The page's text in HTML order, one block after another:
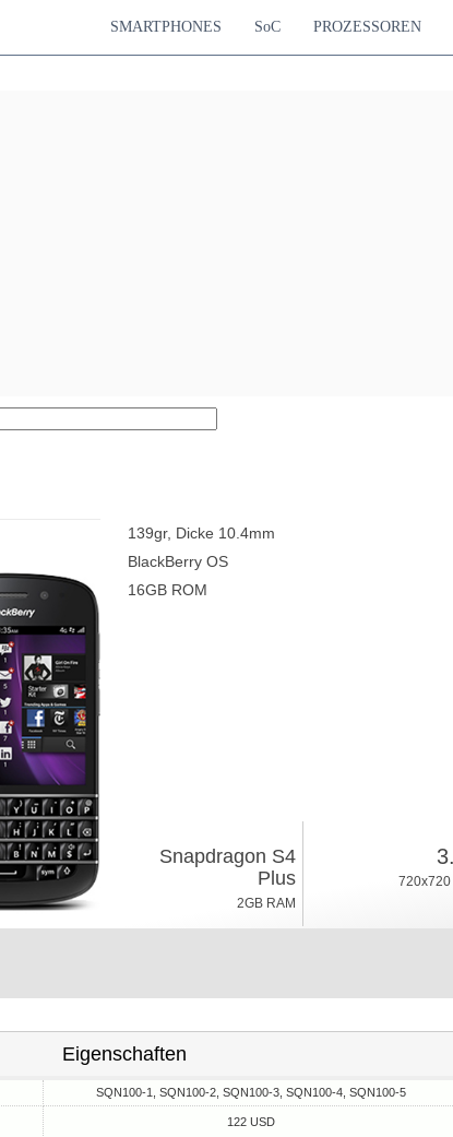
SMARTPHONES SoC PROZESSOREN
139gr, Dicke 10.4mm
BlackBerry OS
16GB ROM
Snapdragon S4
Plus
2GB RAM
720x720
Eigenschaften
SQN100-1, SQN100-2, SQN100-3, SQN100-4, SQN100-5
122 USD